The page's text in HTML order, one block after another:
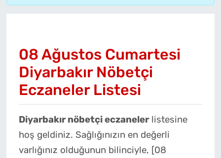
08 Ağustos Cumartesi
Diyarbakır Nöbetçi
Eczaneler Listesi
Diyarbakır nöbetçi eczanelerlistesine
hoş geldiniz. Sağlığınızın en değerli
varlığınız olduğunun bilinciyle, [08